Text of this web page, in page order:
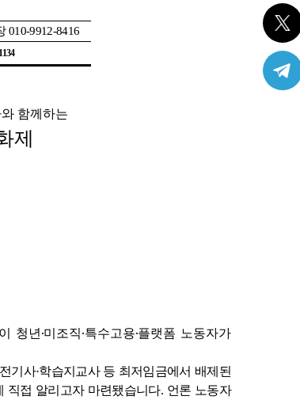
010-9912-8416
함께하는
제
청년 ·미조직·특수고용·플랫폼 노동자가
기사·학습지교사 등 최저임금에서 배제된
직접 알리고자 마련됐습니다. 언론 노동자